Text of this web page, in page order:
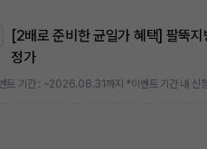
[2배로 준비한 균일가 혜택] 팔뚝
정가